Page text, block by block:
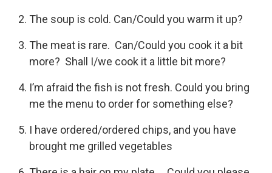
The soup is cold. Can/Could you warm it up?
The meat is rare. Can/Could you cook it a bit
more? Shall I/we cook it a little bit more?
I’m afraid the fish is not fresh. Could you bring
me the menu to order for something else?
I have ordered/ordered chips, and you have
brought me grilled vegetables